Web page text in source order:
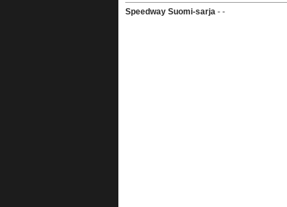
Speedway Suomi-sarja - -